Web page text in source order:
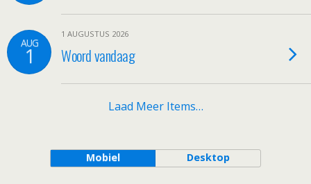
AUG
1
1 AUGUSTUS 2026
Woord vandaag
Laad Meer Items…
Mobiel Desktop